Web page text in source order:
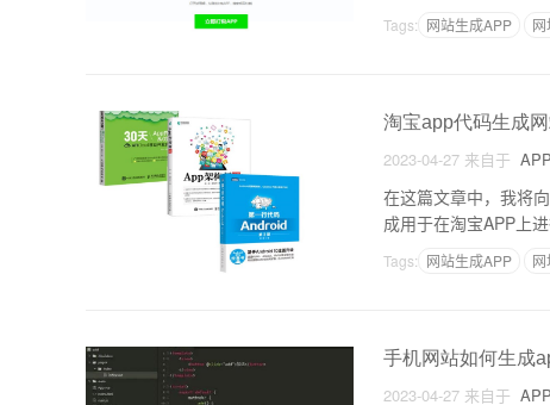
为一个功能强大的移
Tags: 网站生成APP
淘宝app代码生成
2023-04-27 来自于
在这篇文章中，我将
成用于在淘宝APP上
何使用它来生成您所
Tags: 网站生成APP
手机网站如何生成
2023-04-27 来自于